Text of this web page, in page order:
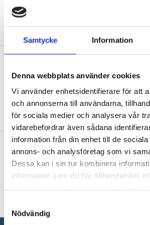
Samtycke Information
Denna webbplats använder cookies
Vi använder enhetsidentifierare för att
och annonserna till användarna,
för sociala medier och analysera vår
vidarebefordrar även sådana
information från din enhet till de
annons- och analysföretag som vi
Dessa kan i sin tur kombinera
information som du har tillhandahållit
a
Nödvändig
Syv-guide i samtalsmetodik
inget gjort”
MITT JOBBVägledarveteranen Lena Ångnell
ger sina bästa syv-råd till dem som ska ta
över.
Ny lönestatistik – här
bäst och sämst
LÖNDen nya statistiken visar hur mycket